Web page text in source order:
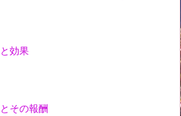
効果
その報酬